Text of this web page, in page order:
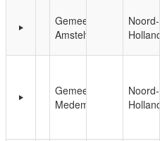
Gemeente
Amstelveen
Noord-
Holland
Gemeente
Medemblik
Noord-
Holland